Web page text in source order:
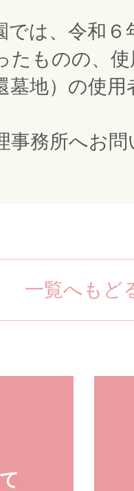
では、令和６
たものの、
墓地）の使
事務所へお
一覧へもど